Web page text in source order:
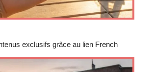
exclusifs grâce au lien French